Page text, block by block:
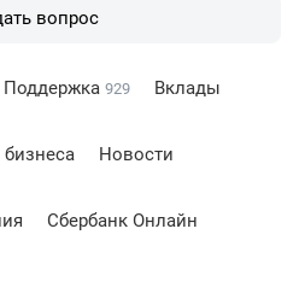
вопрос
Поддержка 929 Вклады
Новости
Сбербанк Онлайн